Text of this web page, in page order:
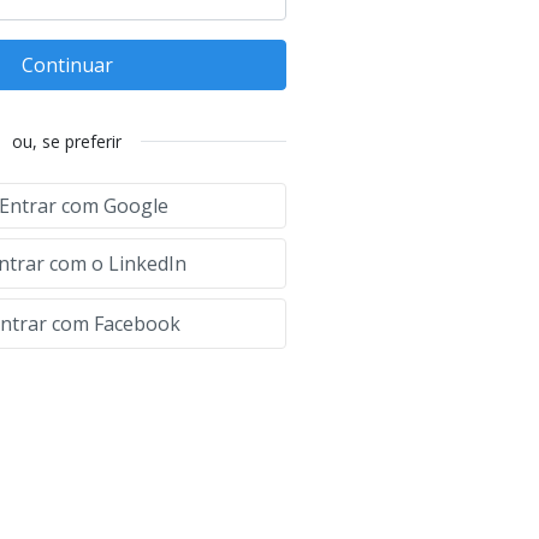
Continuar
ou, se preferir
com Google
com o LinkedIn
com Facebook